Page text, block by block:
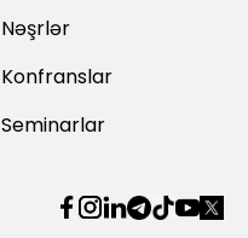
Nəşrlər
Konfranslar
Seminarlar